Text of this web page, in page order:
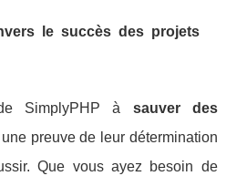
le succès des projets
SimplyPHP à sauver des
preuve de leur détermination
Que vous ayez besoin de